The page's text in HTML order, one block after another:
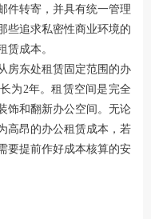
件转寄，并具有统一管理
些追求私密性商业环境的
赁成本。
房东处租赁固定范围的办
为2年。租赁空间是完全
饰和翻新办公空间。无论
高昂的办公租赁成本，若
要提前作好成本核算的安